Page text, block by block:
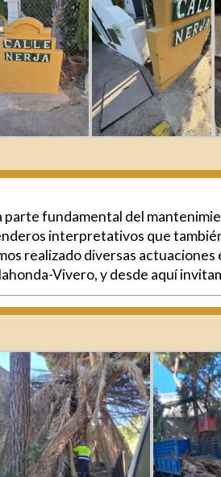
parte fundamental del
interpretativos que
realizado diversas actuaciones
Vivero, y desde aquí